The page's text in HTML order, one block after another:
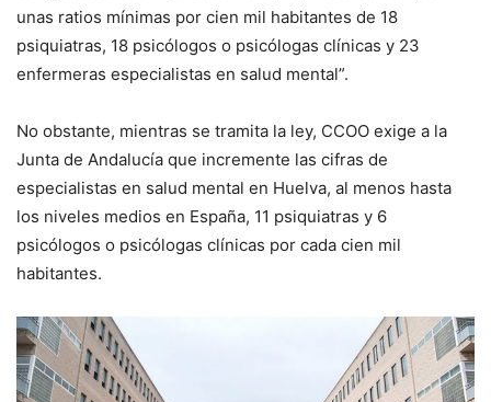
unas ratios mínimas por cien mil habitantes de 18
psiquiatras, 18 psicólogos o psicólogas clínicas y 23
enfermeras especialistas en salud mental”.
No obstante, mientras se tramita la ley, CCOO exige a la
Junta de Andalucía que incremente las cifras de
especialistas en salud mental en Huelva, al menos hasta
los niveles medios en España, 11 psiquiatras y 6
psicólogos o psicólogas clínicas por cada cien mil
habitantes.